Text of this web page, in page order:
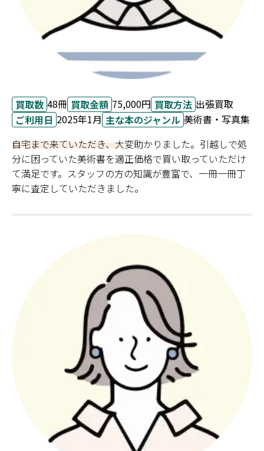
買取数 48冊 買取金額 75,000円 買取方法 出張買取
ご利用日 2025年1月 主な本のジャンル 美術書・写真集
自宅まで来ていただき、大変助かりました。引越しで処
分に困っていた美術書を適正価格で買い取っていただけ
て満足です。スタッフの方の知識が豊富で、一冊一冊丁
寧に査定していただきました。